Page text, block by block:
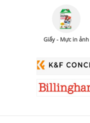
Giấy - Mực in ảnh